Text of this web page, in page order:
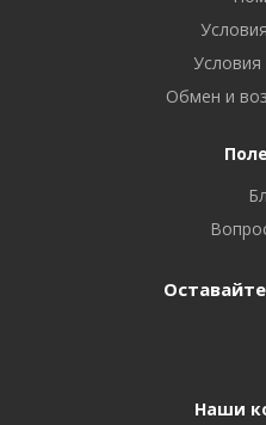
Условия
Обмен и
Наши